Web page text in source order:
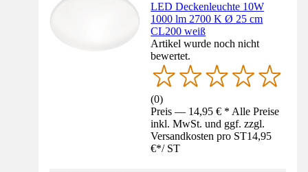
LED Deckenleuchte 10W
1000 lm 2700 K Ø 25 cm
CL200 weiß
Artikel wurde noch nicht
bewertet.
(0)
Preis — 14,95 € * Alle Preise
inkl. MwSt. und ggf. zzgl.
Versandkosten pro ST14,95
€*/ ST